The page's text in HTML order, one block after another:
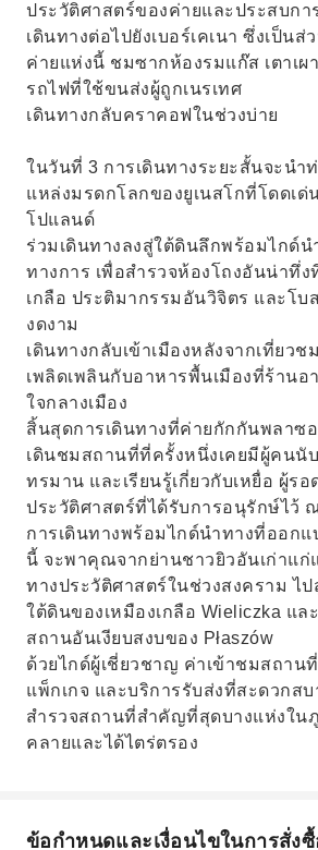
ประวัติศาสตร์ของค่ายและประสบก
เดินทางต่อไปยังเบอร์เคเนา ซึ่งเป็น
ค่ายแห่งนี้ ชมซากห้องรมแก๊ส เตาเผ
รถไฟที่ใช้ขนส่งผู้ถูกเนรเทศ
เดินทางกลับคราคอฟในช่วงบ่าย
ในวันที่ 3 การเดินทางระยะสั้นจะนำ
แหล่งมรดกโลกของยูเนสโกที่โดดเ
โปแลนด์
ร่วมเดินทางลงสู่ใต้ดินลึกพร้อมไกด์น
ทางการ เพื่อสำรวจห้องโถงอันน่าทึ่
เกลือ ประติมากรรมอันวิจิตร และโบ
งดงาม
เดินทางกลับเข้าเมืองหลังจากเที่ยวช
เพลิดเพลินกับอาหารพื้นเมืองที่ร้านอ
ใจกลางเมือง
สิ้นสุดการเดินทางที่ค่ายกักกันพลาซอ
เดินชมสถานที่ที่ครั้งหนึ่งเคยมีผู้คนนั
ทรมาน และเรียนรู้เกี่ยวกับเหยื่อ ผู้รอ
ประวัติศาสตร์ที่ได้รับการอนุรักษ์ไว้
การเดินทางพร้อมไกด์นำทางที่ออก
นี้ จะพาคุณจากย่านชาวยิวอันเก่าแ
ทางประวัติศาสตร์ในช่วงสงคราม ไ
ใต้ดินของเหมืองเกลือ Wieliczka แ
สถานอันเงียบสงบของ Płaszów
ด้วยไกด์ผู้เชี่ยวชาญ ค่าเข้าชมสถาน
แพ็กเกจ และบริการรับส่งที่สะดวกส
สำรวจสถานที่สำคัญที่สุดบางแห่งใน
คลายและได้ไตร่ตรอง
ข้อกำหนดและเงื่อนไขในการสั่ง